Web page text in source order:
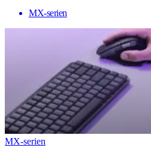
MX-serien
MX-serien